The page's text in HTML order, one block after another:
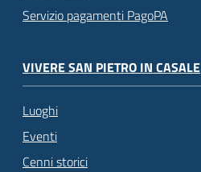
Servizio pagamenti PagoPA
VIVERE SAN PIETRO IN CASALE
Luoghi
Eventi
Cenni storici